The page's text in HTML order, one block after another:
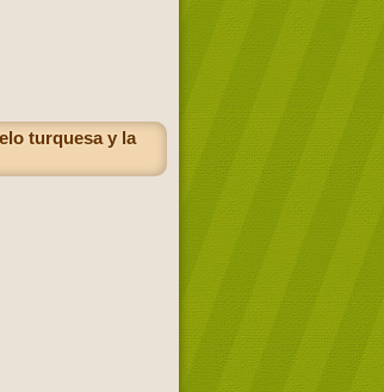
turquesa y la